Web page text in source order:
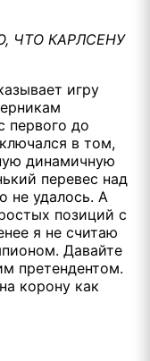
ЧТО КАРЛСЕНУ
игру
первого до
в том,
динамичную
перевес над
не удалось. А
позиций с
я не считаю
Давайте
претендентом.
корону как